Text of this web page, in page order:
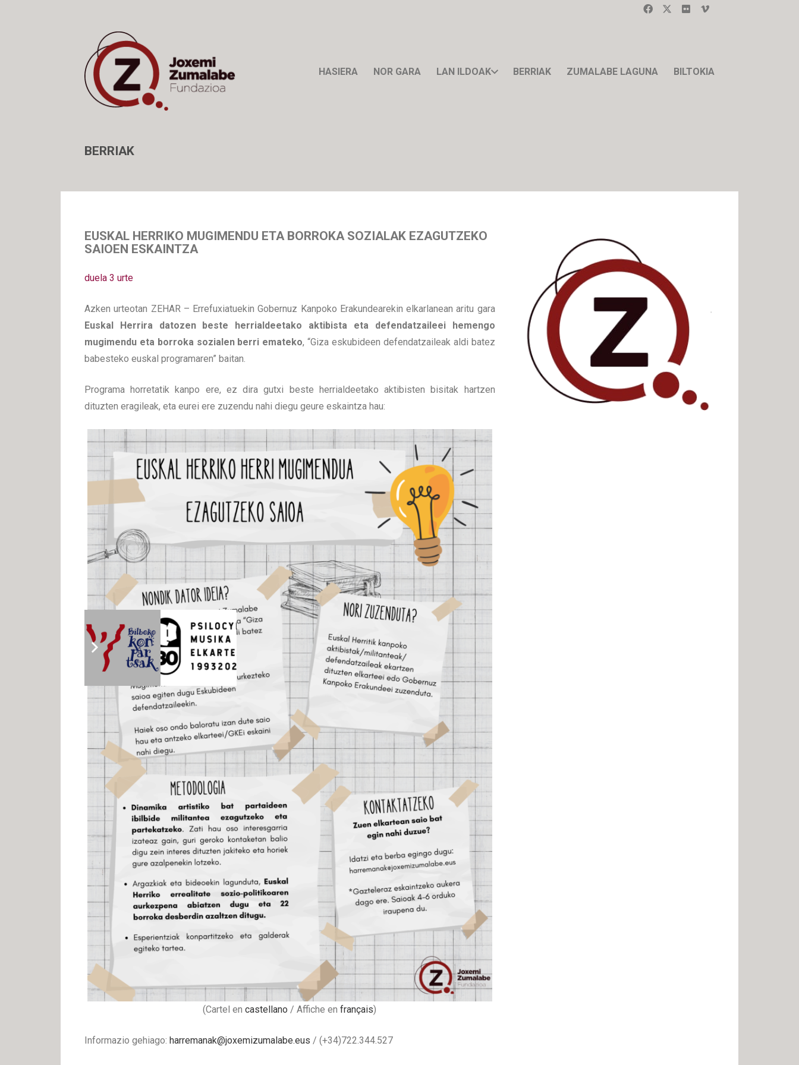
HASIERA NOR GARA LAN ILDOAK BERRIAK ZUMALABE LAGUNA BILTOKIA
BERRIAK
EUSKAL HERRIKO MUGIMENDU ETA BORROKA SOZIALAK EZAGUTZEKO
SAIOEN ESKAINTZA
duela 3 urte
Azken urteotan ZEHAR – Errefuxiatuekin Gobernuz Kanpoko Erakundearekin elkarlanean aritu gara
Euskal Herrira datozen beste herrialdeetako aktibista eta defendatzaileei hemengo
mugimendu eta borroka sozialen berri emateko, “Giza eskubideen defendatzaileak aldi batez
babesteko euskal programaren” baitan.
Programa horretatik kanpo ere, ez dira gutxi beste herrialdeetako aktibisten bisitak hartzen
dituzten eragileak, eta eurei ere zuzendu nahi diegu geure eskaintza hau:
(Cartel encastellano / Affiche enfrançais)
Informazio gehiago: harremanak@joxemizumalabe.eus / (+34)722.344.527